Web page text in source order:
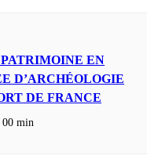
EN
D’ARCHÉOLOGIE
DE FRANCE
00 min